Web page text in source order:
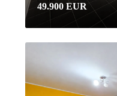
49.900 EUR